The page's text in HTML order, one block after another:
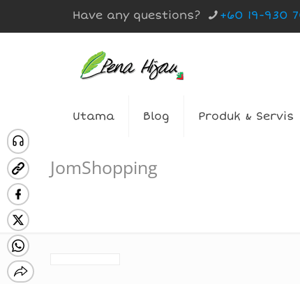
Have any questions? +60 19-930
Utama Blog Produk & Servis
JomShopping